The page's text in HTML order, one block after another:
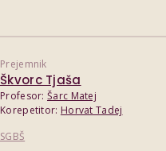
Prejemnik
Škvorc Tjaša
Profesor: Šarc Matej
Korepetitor: Horvat Tadej
SGBŠ